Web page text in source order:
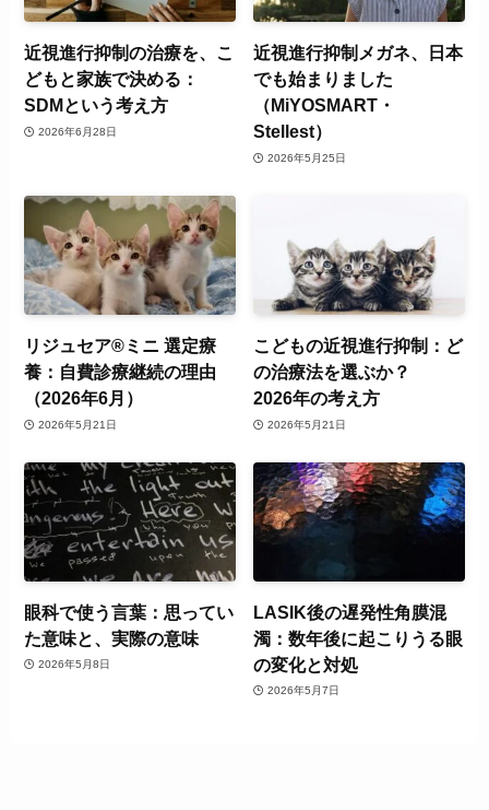
近視進行抑制の治療を、こ
どもと家族で決める：
SDMという考え方
2026年6月28日
近視進行抑制メガネ、日本
でも始まりました
（MiYOSMART・
Stellest）
2026年5月25日
リジュセア®ミニ 選定療
養：自費診療継続の理由
（2026年6月）
2026年5月21日
こどもの近視進行抑制：ど
の治療法を選ぶか？
2026年の考え方
2026年5月21日
眼科で使う言葉：思ってい
た意味と、実際の意味
2026年5月8日
LASIK後の遅発性角膜混
濁：数年後に起こりうる眼
の変化と対処
2026年5月7日